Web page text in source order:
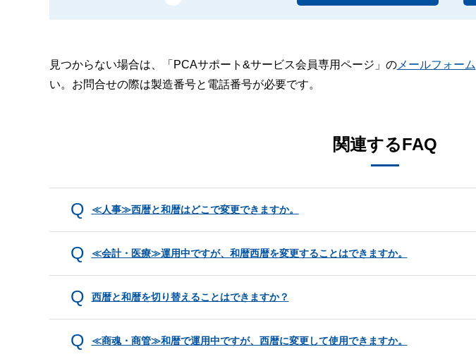
見つからない場合は、「PCAサポート&サービス会員専用ページ」のメールフォーム
い。お問合せの際は製造番号と電話番号が必要です。
関連するFAQ
≪人事≫西暦と和暦はどこで変更できますか。
≪会計・医療≫運用中ですが、和暦西暦を変更することはできますか。
西暦と和暦を切り替えることはできますか？
≪商魂・商管≫和暦で運用中ですが、西暦に変更して使用できますか。